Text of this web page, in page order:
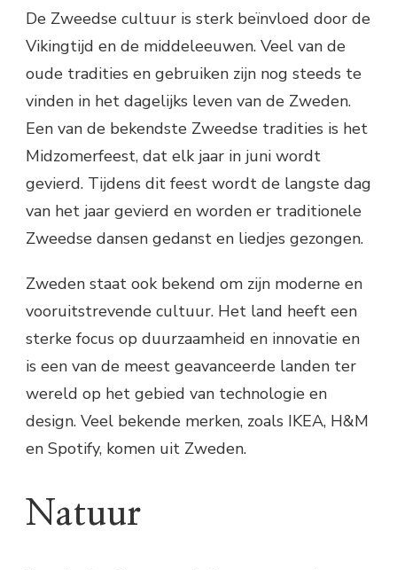
De Zweedse cultuur is sterk beïnvloed door de
Vikingtijd en de middeleeuwen. Veel van de
oude tradities en gebruiken zijn nog steeds te
vinden in het dagelijks leven van de Zweden.
Een van de bekendste Zweedse tradities is het
Midzomerfeest, dat elk jaar in juni wordt
gevierd. Tijdens dit feest wordt de langste dag
van het jaar gevierd en worden er traditionele
Zweedse dansen gedanst en liedjes gezongen.
Zweden staat ook bekend om zijn moderne en
vooruitstrevende cultuur. Het land heeft een
sterke focus op duurzaamheid en innovatie en
is een van de meest geavanceerde landen ter
wereld op het gebied van technologie en
design. Veel bekende merken, zoals IKEA, H&M
en Spotify, komen uit Zweden.
Natuur